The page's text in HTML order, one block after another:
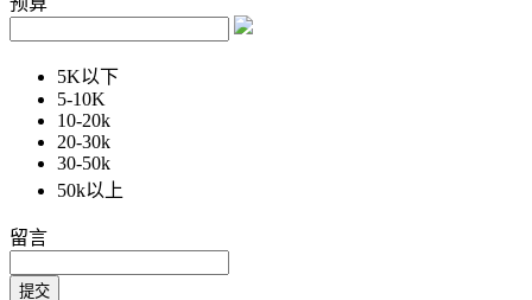
5K以下
5-10K
10-20k
20-30k
30-50k
50k以上
留言